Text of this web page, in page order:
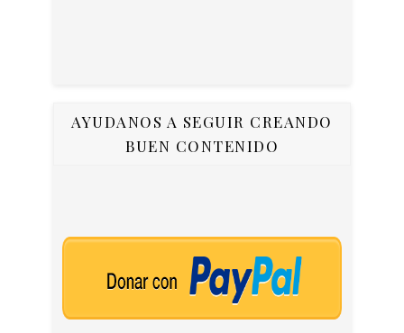
AYUDANOS A SEGUIR CREANDO
BUEN CONTENIDO